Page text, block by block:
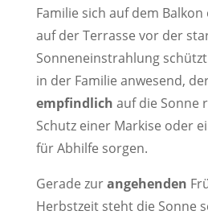
Familie sich auf dem
auf der Terrasse vor der
Sonneneinstrahlung
in der Familie anwesend,
empfindlich auf die Sonne
Schutz einer Markise oder
für Abhilfe sorgen.
Gerade zurangehenden
Herbstzeit steht die Sonne